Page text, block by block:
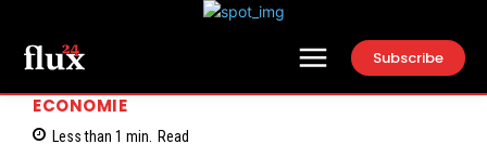
Subscribe
ECONOMIE
Less than 1 min. Read